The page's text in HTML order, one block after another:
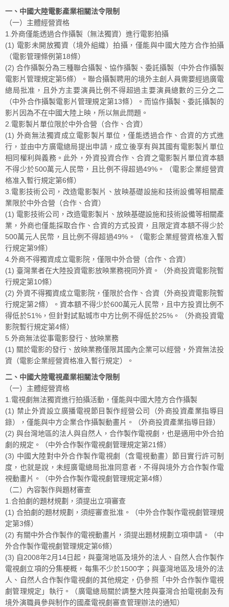
一、中國大陸電影產業相關法令限制
（一）主體經營資格
1.外商僅能透過合作攝製（無法獨資）進行電影拍攝
(1) 電影未開放獨資（境外組織）拍攝，僅能與中國大陸方合作拍攝
（電影管理條例第18條）
(2) 合作攝製分為三種聯合攝製、協作攝製、委託攝製（中外合作攝製
電影片管理規定第5條）。聯合攝製聘用的境外主創人員需要經過廣電
總局批准，且外方主要演員比例不得超過主要演員總數的三分之二
（中外合作攝製電影片管理規定第13條）。而協作攝製、委託攝製的
影片因為不在中國大陸上映，所以無此問題。
2.電影製片單位限於中外合營（合作、合資）
(1) 外商無法獨資成立電影製片單位，僅能透過合作、合資的方式進
行，並由中方廣電總局提出申請，成立後享有與其國有電影製片單位
相同權利與義務。此外，外資投資合作、合資之電影製片單位資本額
不得少於500萬元人民幣，且比例不得超過49%。（電影企業經營資
格准入暫行規定第6條）
3.電影技術公司，改造電影製片、放映基礎設施和技術設備等相關產
業限於中外合營（合作、合資）
(1) 電影技術公司，改造電影製片、放映基礎設施和技術設備等相關產
業，外商也僅能採取合作、合資的方式投資，且限定資本額不得少於
500萬元人民幣，且比例不得超過49%。（電影企業經營資格准入暫
行規定第9條）
4.外商不得獨資成立電影院，僅限中外合營（合作、合資）
(1) 臺灣業者在大陸投資電影放映業務視同外資。（外商投資電影院暫
行規定第10條）
(2) 外資不得獨資成立電影院，僅限於合作、合資（外商投資電影院暫
行規定第2條）。資本額不得少於600萬元人民幣，且中方投資比例不
得低於51%，但針對試點城市中方比例不得低於25%。（外商投資電
影院暫行規定第4條）
5.外商無法從事電影發行、放映業務
(1) 關於電影的發行、放映業務僅限其國內企業可以經營，外資無法投
資（電影企業經營資格准入暫行規定）。
二、中國大陸電視產業相關法令限制
（一）主體經營資格
1.電視劇無法獨資進行拍攝活動，僅能與中國大陸方合作攝製
(1) 禁止外資設立廣播電視節目製作經營公司（外商投資產業指導目
錄），僅能與中方企業合作攝製動畫片。（外商投資產業指導目錄）
(2) 與台灣地區的法人與自然人，合作製作電視劇，也是適用中外合拍
劇的規定。（中外合作製作電視劇管理規定第21條）
(3) 中國大陸對中外合作製作電視劇（含電視動畫）節目實行許可制
度，也就是說，未經廣電總局批准同意者，不得與境外方合作製作電
視動畫片。（中外合作製作電視劇管理規定第4條）
（二）內容製作與題材審查
1.合拍劇的題材規劃，須提出立項審查
(1) 合拍劇的題材規劃，須經審查批准。（中外合作製作電視劇管理規
定第3條）
(2) 有關中外合作製作的電視動畫片，須提出題材規劃立項申請。（中
外合作製作電視劇管理規定第6條）
(3) 自2008年2月14日起，與臺灣地區及境外的法人、自然人合作製作
電視劇立項的分集梗概，每集不少於1500字；與臺灣地區及境外的法
人、自然人合作製作電視劇的其他規定，仍參照「中外合作製作電視
劇管理規定」執行。（廣電總局關於調整大陸與臺灣合拍電視劇及有
境外演職員參與制作的國產電視劇審查管理辦法的通知）